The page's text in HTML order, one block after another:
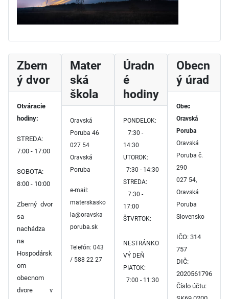
Zbern
ý dvor
Otváracie
hodiny:
STREDA:
7:00 - 17:00
SOBOTA:
8:00 - 10:00
Zberný dvor
sa
nachádza
na
Hospodársk
om
obecnom
dvore v
Mater
ská
škola
Oravská
Poruba 46
027 54
Oravská
Poruba
e-mail:
materskasko
la@oravska
poruba.sk
Telefón: 043
/ 588 22 27
Úradn
é
hodiny
PONDELOK:
7:30 -
14:30
UTOROK:
7:30 - 14:30
STREDA:
7:30 -
17:00
ŠTVRTOK:
NESTRÁNKO
VÝ DEŇ
PIATOK:
7:00 - 11:30
Obecn
ý úrad
Obec
Oravská
Poruba
Oravská
Poruba č.
290
027 54,
Oravská
Poruba
Slovensko
IČO: 314
757
DIČ:
2020561796
Číslo účtu: